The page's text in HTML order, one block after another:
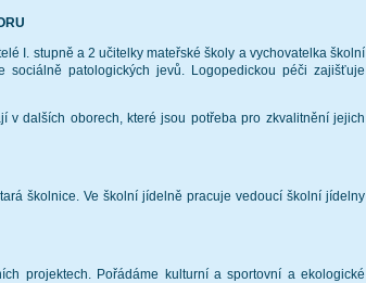
I. stupně a 2 učitelky mateřské školy a vychovatelka školní
sociálně patologických jevů. Logopedickou péči zajišťuje
v dalších oborech, které jsou potřeba pro zkvalitnění jejich
školnice. Ve školní jídelně pracuje vedoucí školní jídelny
projektech. Pořádáme kulturní a sportovní a ekologické